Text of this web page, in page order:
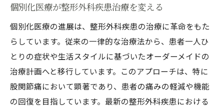
個別化医療が整形外科疾患治療を変える
個別化医療の進展は、整形外科疾患の治療に革命をもた
らしています。従来の一律的な治療法から、患者一人ひ
とりの症状や生活スタイルに基づいたオーダーメイドの
治療計画へと移行しています。このアプローチは、特に
股関節痛において顕著であり、患者の痛みの軽減や機能
の回復を目指しています。最新の整形外科疾患における